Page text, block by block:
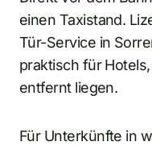
einen Taxistand.
Tür-Service in
praktisch für
entfernt liegen.
Für Unterkünfte in